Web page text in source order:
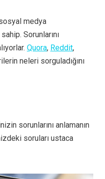
medya
Sorunlarını
Quora, Reddit,
neleri sorguladığını
sorunlarını anlamanın
soruları ustaca